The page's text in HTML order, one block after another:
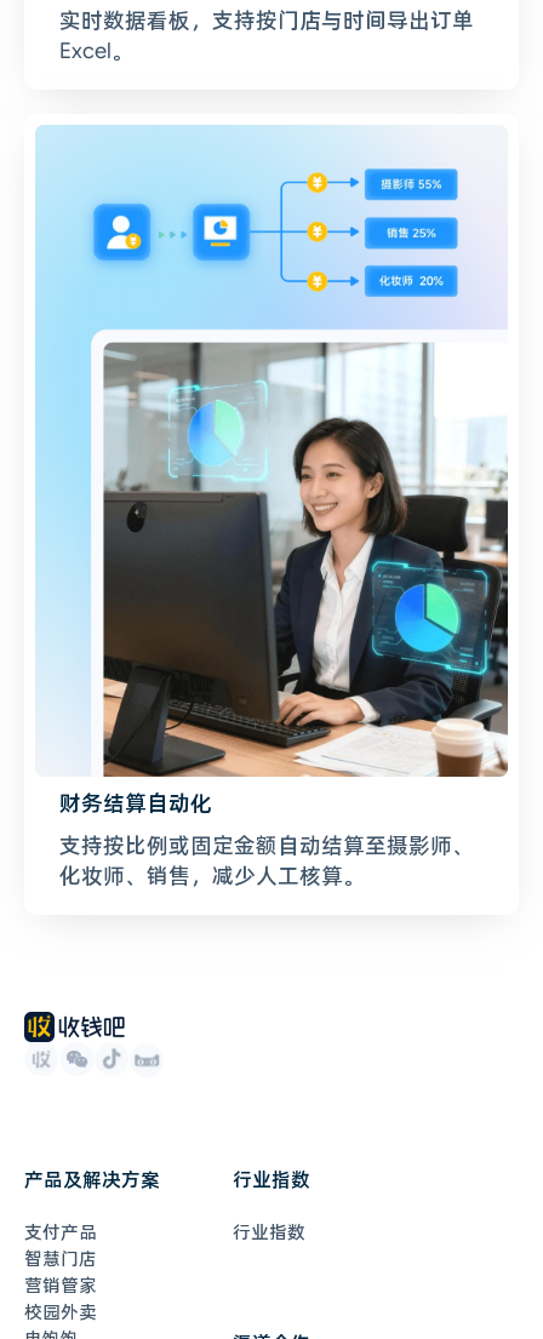
实时数据看板，支持按门店与时间导出订单
Excel。
财务结算自动化
支持按比例或固定金额自动结算至摄影师、
化妆师、销售，减少人工核算。
产品及解决方案
支付产品
智慧门店
营销管家
校园外卖
行业指数
行业指数